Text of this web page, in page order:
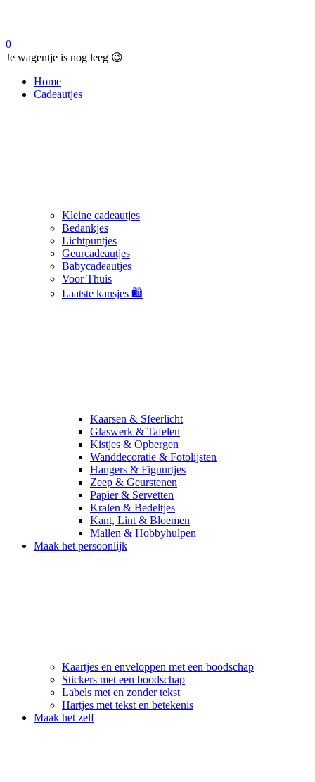
0
Je wagentje is nog leeg 😉
Home
Cadeautjes
Kleine cadeautjes
Bedankjes
Lichtpuntjes
Geurcadeautjes
Babycadeautjes
Voor Thuis
Laatste kansjes 🛍️
Kaarsen & Sfeerlicht
Glaswerk & Tafelen
Kistjes & Opbergen
Wanddecoratie & Fotolijsten
Hangers & Figuurtjes
Zeep & Geurstenen
Papier & Servetten
Kralen & Bedeltjes
Kant, Lint & Bloemen
Mallen & Hobbyhulpen
Maak het persoonlijk
Kaartjes en enveloppen met een boodschap
Stickers met een boodschap
Labels met en zonder tekst
Hartjes met tekst en betekenis
Maak het zelf